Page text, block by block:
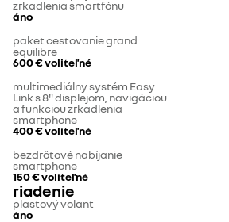
zrkadlenia smartfónu
áno
paket cestovanie grand
equilibre
600 €voliteľné
multimediálny systém Easy
Link s 8" displejom, navigáciou
a funkciou zrkadlenia
smartphone
400 €voliteľné
bezdrôtové nabíjanie
smartphone
150 €voliteľné
riadenie
plastový volant
áno